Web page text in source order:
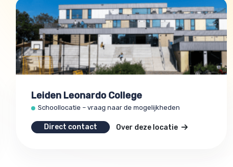
Leiden Leonardo College
Schoollocatie – vraag naar de mogelijkheden
Direct contact Over deze locatie